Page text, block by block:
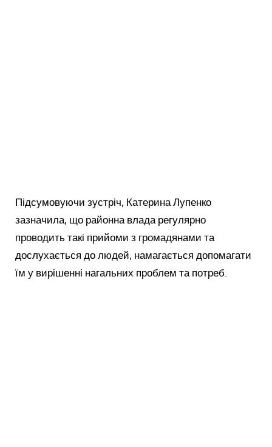
Підсумовуючи зустріч, Катерина Лупенко
зазначила, що районна влада регулярно
проводить такі прийоми з громадянами та
дослухається до людей, намагається допомагати
їм у вирішенні нагальних проблем та потреб.